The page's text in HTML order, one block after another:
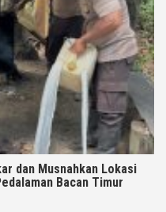
dan Musnahkan Lokasi
Bacan Timur